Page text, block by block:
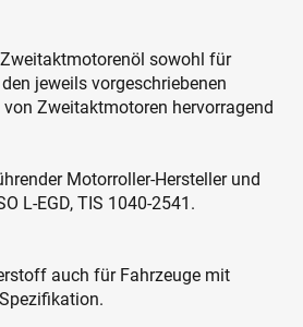
sowohl für
jeweils vorgeschriebenen
Zweitaktmotoren hervorragend
Motorroller-Hersteller und
L-EGD, TIS 1040-2541.
auch für Fahrzeuge mit